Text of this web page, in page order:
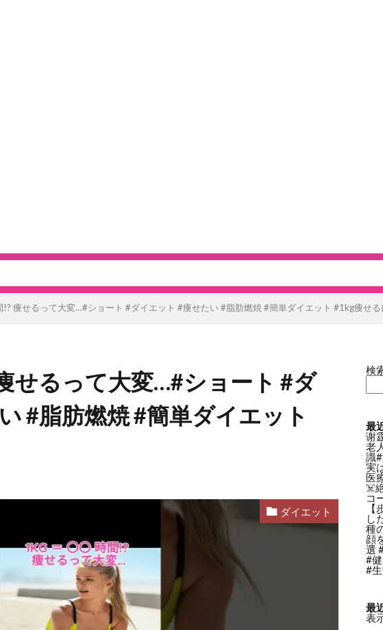
!? 痩せるって大変…#ショート #ダイエット #痩せたい #脂肪燃焼 #簡単ダイエット #1kg痩せる
せるって大変…#ショート #ダ
#脂肪燃焼 #簡単ダイエット
ダイエット
検
最
谢
老
識
実
医
☠️
コ
し
種
顔
選
#
#
最
表